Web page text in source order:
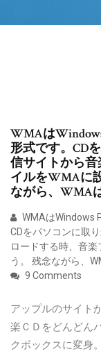
WMAは
形式です。CD
信サイトから
イルをWMAに
ながら、WMA
WMAはWindows
CDをパソコンに取
ロードする時、音
う。 残念ながら、
9 Comments
アップルのサイト
楽ＣＤをどんどん
クボックスに変身